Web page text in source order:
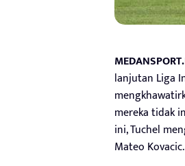
lanjutan Liga
mereka tidak
ini, Tuchel
Mateo Kovacic.